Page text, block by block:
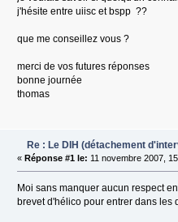
j'hésite entre uiisc et bspp ??
que me conseillez vous ?
merci de vos futures réponses
bonne journée
thomas
Re : Le DIH (détachement
« Réponse #1 le: 11 novembre 2007,
Moi sans manquer aucun respect
brevet d'hélico pour entrer dans les